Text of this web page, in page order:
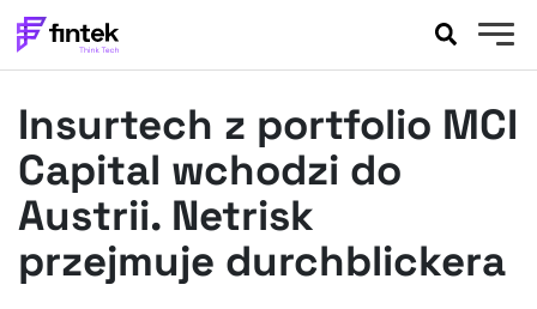
BANKOWOŚĆ
EVENTY
FELIETONY
WYWIADY
LEGAL
Insurtech z portfolio MCI
Capital wchodzi do
Austrii. Netrisk
przejmuje durchblickera